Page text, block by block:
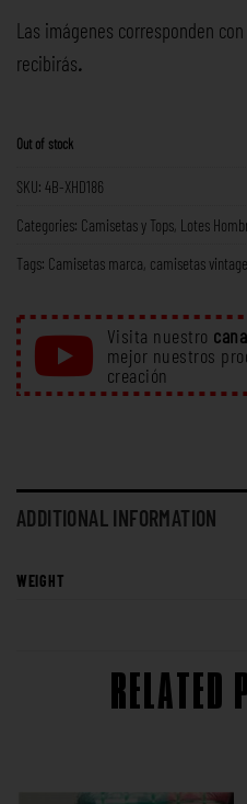
Las imágenes corresponden
recibirás.
Out of stock
SKU: 4B-XHD186
Categories: Camisetas y Tops Lotes
Tags: Camisetas marca camisetas vintage
Visita nuestro
mejor nuestros
creación
ADDITIONAL INFORMATION
WEIGHT
RELATED